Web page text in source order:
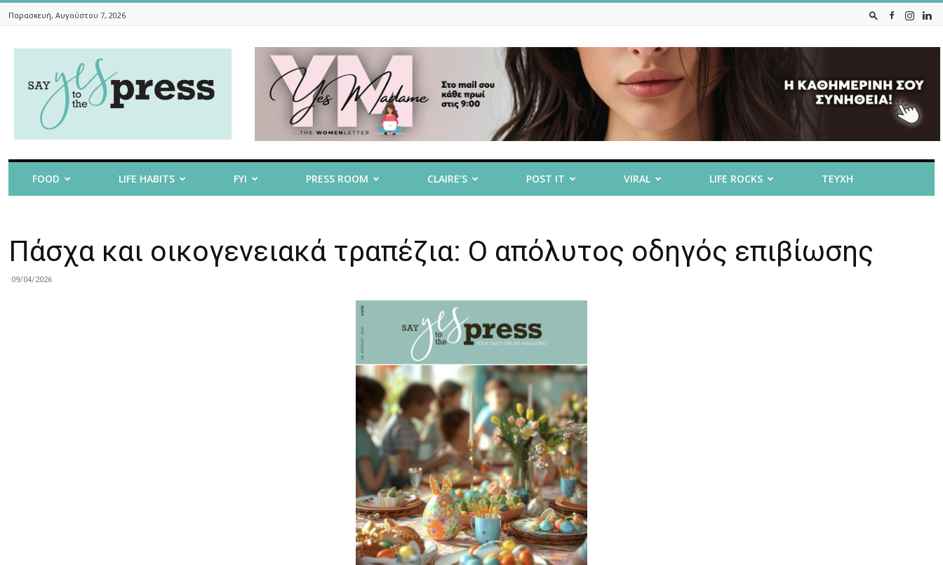
Παρασκευή, Αυγούστου 7, 2026
To
The
FOOD LIFE HABITS FYI PRESS ROOM CLAIRE’S POST IT VIRAL LIFE ROCKS ΤΕΥΧΗ
Πάσχα και οικογενειακά τραπέζια: Ο απόλυτος οδηγός επιβίωσης
09/04/2026